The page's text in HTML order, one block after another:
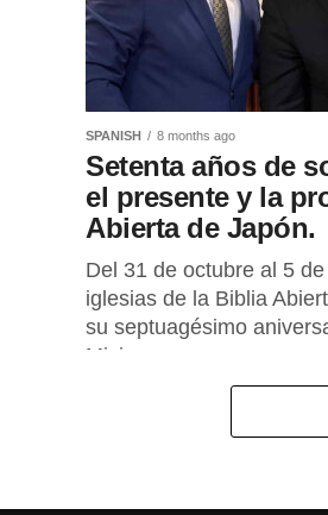
SPANISH 8 months ago
Setenta años de
el presente y la
Abierta de Japón.
Del 31 de octubre al 5
iglesias de la Biblia
su septuagésimo
Misiones...